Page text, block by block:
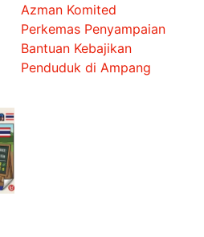
Azman Komited
Perkemas Penyampaian
Bantuan Kebajikan
Penduduk di Ampang